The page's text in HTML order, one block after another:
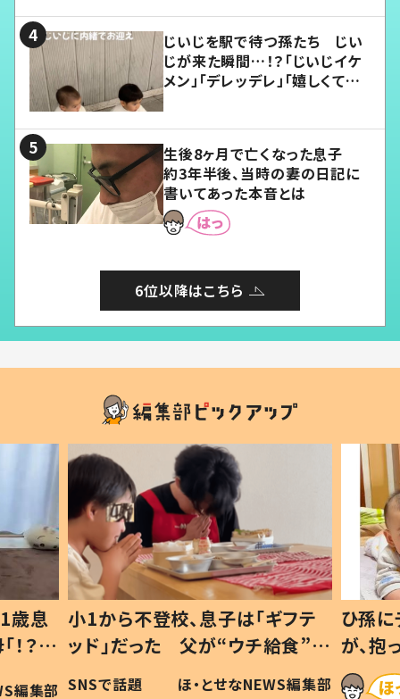
じいじを駅で待つ孫たち じい
じが来た瞬間…！？「じいじイケ
メン」「デレッデレ」「嬉しくて可
生後8ヶ月で亡くなった息子
約3年半後、当時の妻の日記に
書いてあった本音とは
6位以降はこちら
歳息
？」
編集部
小1から不登校、息子は「ギフテ
ッド」だった 父が“ウチ給食”を
作り続ける理由とは #令和の親
SNSで話題 ほ・とせなNEWS編集部
ひ孫
が、
「涙が